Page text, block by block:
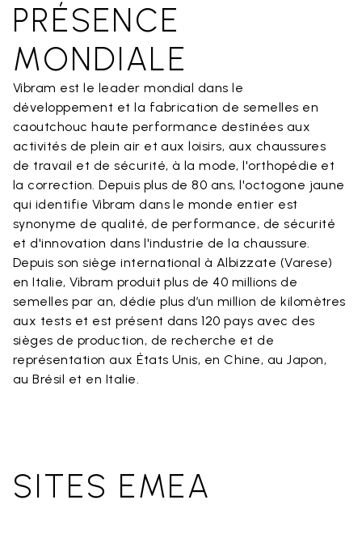
PRÉSENCE
MONDIALE
Vibram est le leader mondial dans le
développement et la fabrication de semelles en
caoutchouc haute performance destinées aux
activités de plein air et aux loisirs, aux chaussures
de travail et de sécurité, à la mode, l'orthopédie et
la correction. Depuis plus de 80 ans, l'octogone jaune
qui identifie Vibram dans le monde entier est
synonyme de qualité, de performance, de sécurité
et d'innovation dans l'industrie de la chaussure.
Depuis son siège international à Albizzate (Varese)
en Italie, Vibram produit plus de 40 millions de
semelles par an, dédie plus d’un million de kilomètres
aux tests et est présent dans 120 pays avec des
sièges de production, de recherche et de
représentation aux États Unis, en Chine, au Japon,
au Brésil et en Italie.
SITES EMEA